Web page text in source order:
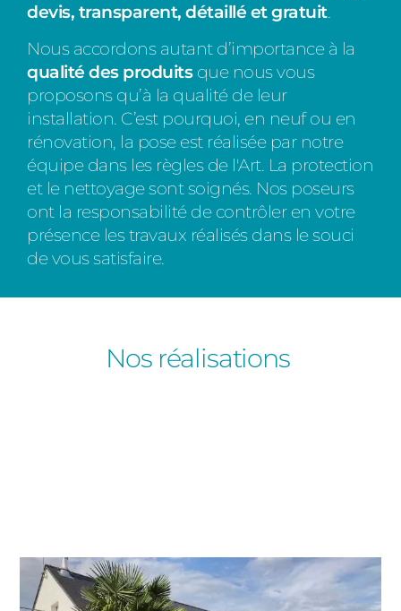
devis, transparent, détaillé et gratuit.
Nous accordons autant d’importance à la
qualité des produitsque nous vous
proposons qu’à la qualité de leur
installation. C’est pourquoi, en neuf ou en
rénovation, la pose est réalisée par notre
équipe dans les règles de l'Art. La protection
et le nettoyage sont soignés. Nos poseurs
ont la responsabilité de contrôler en votre
présence les travaux réalisés dans le souci
de vous satisfaire.
Nos réalisations